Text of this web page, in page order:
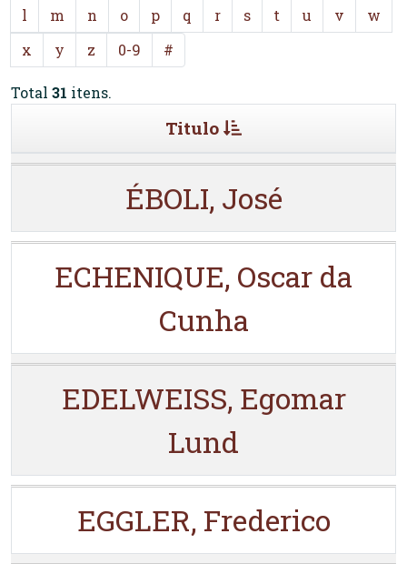
l
m n o p q r s t u v
w
x
y z 0-9 #
Total 31 itens.
Titulo
ÉBOLI, José
ECHENIQUE, Oscar da
Cunha
EDELWEISS, Egomar
Lund
EGGLER, Frederico